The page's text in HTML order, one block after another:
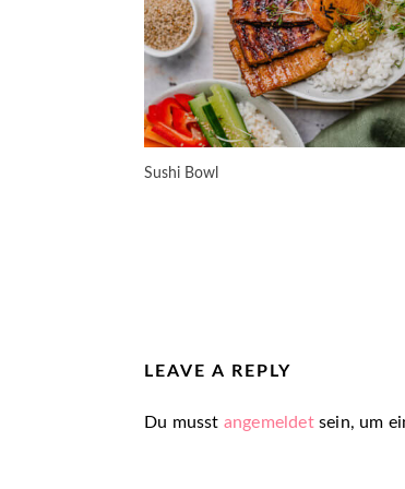
Sushi Bowl
LEAVE A REPLY
Du musst angemeldetsein, um